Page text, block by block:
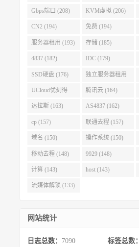
Gbps端口 (208) KVM虚拟 (206)
CN2 (194) 免费 (194)
服务器租用 (193) 存储 (185)
4837 (182) IDC (179)
SSD硬盘 (176) 独立服务器租用
(175)
UCloud优刻得
(168)
腾讯云 (164)
达拉斯 (163) AS4837 (162)
cp (157) 联通去程 (157)
域名 (150) 操作系统 (150)
移动去程 (148) 9929 (148)
计算 (143) host (143)
流媒体解锁 (133)
网站统计
日志总数： 7090 标签总数：